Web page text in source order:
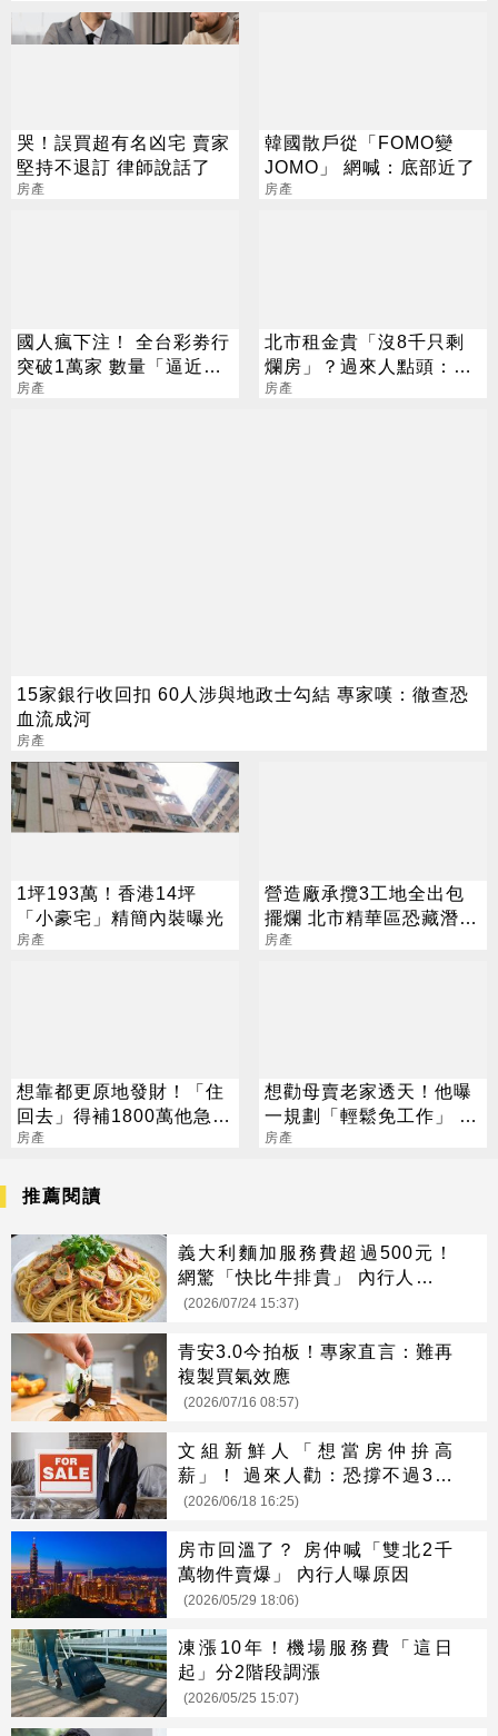
哭！誤買超有名凶宅 賣家
堅持不退訂 律師說話了
房產
韓國散戶從「FOMO變
JOMO」 網喊：底部近了
房產
國人瘋下注！ 全台彩劵行
突破1萬家 數量「逼近直
營超商」
房產
北市租金貴「沒8千只剩
爛房」？過來人點頭：你
需要運氣
房產
15家銀行收回扣 60人涉與地政士勾結 專家嘆：徹查恐
血流成河
房產
1坪193萬！香港14坪
「小豪宅」精簡內裝曝光
房產
營造廠承攬3工地全出包
擺爛 北市精華區恐藏潛在
爛尾樓
房產
想靠都更原地發財！「住
回去」得補1800萬他急
了：瞬間掉入貸款地獄
房產
想勸母賣老家透天！他曝
一規劃「輕鬆免工作」 網
酸：啃到見骨
房產
推薦閱讀
義大利麵加服務費超過500元！
網驚「快比牛排貴」 內行人說話
了
(2026/07/24 15:37)
青安3.0今拍板！專家直言：難再
複製買氣效應
(2026/07/16 08:57)
文組新鮮人「想當房仲拚高
薪」！ 過來人勸：恐撐不過3個
月
(2026/06/18 16:25)
房市回溫了？ 房仲喊「雙北2千
萬物件賣爆」 內行人曝原因
(2026/05/29 18:06)
凍漲10年！機場服務費「這日
起」分2階段調漲
(2026/05/25 15:07)